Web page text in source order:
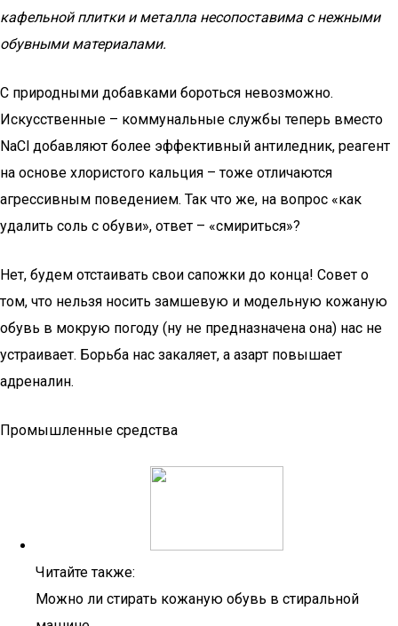
кафельной плитки и металла несопоставима с нежными
обувными материалами.
С природными добавками бороться невозможно.
Искусственные – коммунальные службы теперь вместо
NaCl добавляют более эффективный антиледник, реагент
на основе хлористого кальция – тоже отличаются
агрессивным поведением. Так что же, на вопрос «как
удалить соль с обуви», ответ – «смириться»?
Нет, будем отстаивать свои сапожки до конца! Совет о
том, что нельзя носить замшевую и модельную кожаную
обувь в мокрую погоду (ну не предназначена она) нас не
устраивает. Борьба нас закаляет, а азарт повышает
адреналин.
Промышленные средства
Читайте также:
Можно ли стирать кожаную обувь в стиральной